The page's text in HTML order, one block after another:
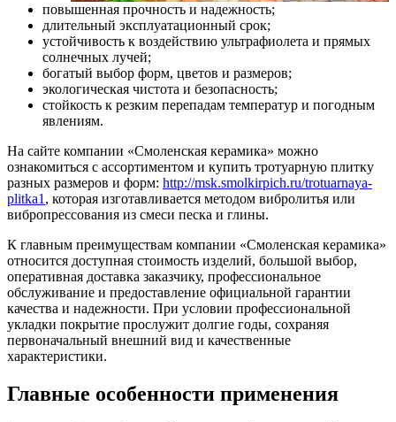
повышенная прочность и надежность;
длительный эксплуатационный срок;
устойчивость к воздействию ультрафиолета и прямых
солнечных лучей;
богатый выбор форм, цветов и размеров;
экологическая чистота и безопасность;
стойкость к резким перепадам температур и погодным
явлениям.
На сайте компании «Смоленская керамика» можно
ознакомиться с ассортиментом и купить тротуарную плитку
разных размеров и форм: http://msk.smolkirpich.ru/trotuarnaya-
plitka1 , которая изготавливается методом вибролитья или
вибропрессования из смеси песка и глины.
К главным преимуществам компании «Смоленская керамика»
относится доступная стоимость изделий, большой выбор,
оперативная доставка заказчику, профессиональное
обслуживание и предоставление официальной гарантии
качества и надежности. При условии профессиональной
укладки покрытие прослужит долгие годы, сохраняя
первоначальный внешний вид и качественные
характеристики.
Главные особенности применения